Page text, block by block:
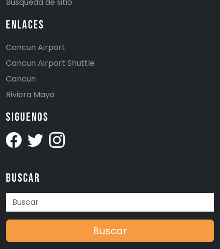
Enlaces
Cancun Airport
Cancun Airport Shuttle
Cancun
Riviera Maya
Siguenos
Buscar
Buscar